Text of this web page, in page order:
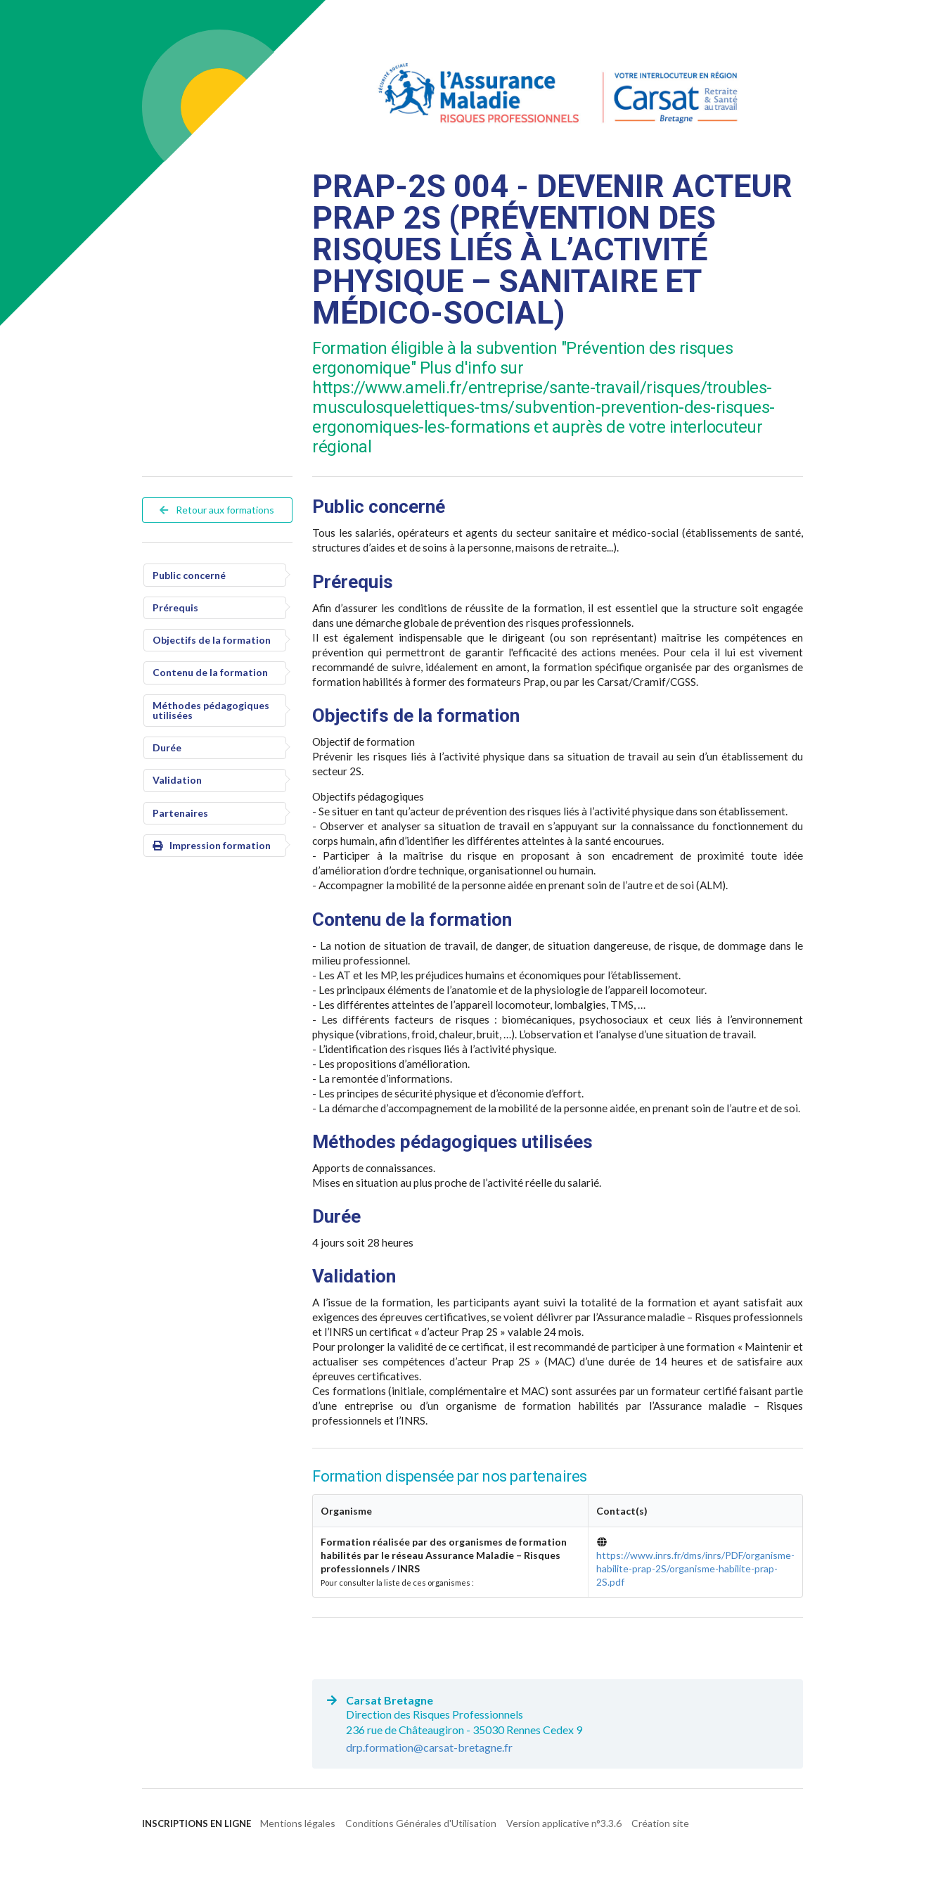
PRAP-2S 004 - DEVENIR ACTEUR
PRAP 2S (PRÉVENTION DES
RISQUES LIÉS À L’ACTIVITÉ
PHYSIQUE – SANITAIRE ET
MÉDICO-SOCIAL)
Formation éligible à la subvention "Prévention des risques
ergonomique" Plus d'info sur
https://www.ameli.fr/entreprise/sante-travail/risques/troubles-
musculosquelettiques-tms/subvention-prevention-des-risques-
ergonomiques-les-formations et auprès de votre interlocuteur
régional
Retour aux formations
Public concerné
Prérequis
Objectifs de la formation
Contenu de la formation
Méthodes pédagogiques
utilisées
Durée
Validation
Partenaires
Impression formation
Public concerné
Tous les salariés, opérateurs et agents du secteur sanitaire et médico-social (établissements de santé,
structures d’aides et de soins à la personne, maisons de retraite...).
Prérequis
Afin d’assurer les conditions de réussite de la formation, il est essentiel que la structure soit engagée
dans une démarche globale de prévention des risques professionnels.
Il est également indispensable que le dirigeant (ou son représentant) maîtrise les compétences en
prévention qui permettront de garantir l'efficacité des actions menées. Pour cela il lui est vivement
recommandé de suivre, idéalement en amont, la formation spécifique organisée par des organismes de
formation habilités à former des formateurs Prap, ou par les Carsat/Cramif/CGSS.
Objectifs de la formation
Objectif de formation
Prévenir les risques liés à l’activité physique dans sa situation de travail au sein d’un établissement du
secteur 2S.
Objectifs pédagogiques
- Se situer en tant qu’acteur de prévention des risques liés à l’activité physique dans son établissement.
- Observer et analyser sa situation de travail en s’appuyant sur la connaissance du fonctionnement du
corps humain, afin d’identifier les différentes atteintes à la santé encourues.
- Participer à la maîtrise du risque en proposant à son encadrement de proximité toute idée
d’amélioration d’ordre technique, organisationnel ou humain.
- Accompagner la mobilité de la personne aidée en prenant soin de l’autre et de soi (ALM).
Contenu de la formation
- La notion de situation de travail, de danger, de situation dangereuse, de risque, de dommage dans le
milieu professionnel.
- Les AT et les MP, les préjudices humains et économiques pour l’établissement.
- Les principaux éléments de l’anatomie et de la physiologie de l’appareil locomoteur.
- Les différentes atteintes de l’appareil locomoteur, lombalgies, TMS, …
- Les différents facteurs de risques : biomécaniques, psychosociaux et ceux liés à l’environnement
physique (vibrations, froid, chaleur, bruit, …). L’observation et l’analyse d’une situation de travail.
- L’identification des risques liés à l’activité physique.
- Les propositions d’amélioration.
- La remontée d’informations.
- Les principes de sécurité physique et d’économie d’effort.
- La démarche d’accompagnement de la mobilité de la personne aidée, en prenant soin de l’autre et de soi.
Méthodes pédagogiques utilisées
Apports de connaissances.
Mises en situation au plus proche de l’activité réelle du salarié.
Durée
4 jours soit 28 heures
Validation
A l’issue de la formation, les participants ayant suivi la totalité de la formation et ayant satisfait aux
exigences des épreuves certificatives, se voient délivrer par l’Assurance maladie – Risques professionnels
et l’INRS un certificat « d’acteur Prap 2S » valable 24 mois.
Pour prolonger la validité de ce certificat, il est recommandé de participer à une formation « Maintenir et
actualiser ses compétences d’acteur Prap 2S » (MAC) d’une durée de 14 heures et de satisfaire aux
épreuves certificatives.
Ces formations (initiale, complémentaire et MAC) sont assurées par un formateur certifié faisant partie
d’une entreprise ou d’un organisme de formation habilités par l’Assurance maladie – Risques
professionnels et l’INRS.
Formation dispensée par nos partenaires
Organisme Contact(s)
Formation réalisée par des organismes de formation
habilités par le réseau Assurance Maladie – Risques
professionnels / INRS
Pour consulter la liste de ces organismes :
https://www.inrs.fr/dms/inrs/PDF/organisme-
habilite-prap-2S/organisme-habilite-prap-
2S.pdf
Carsat Bretagne
Direction des Risques Professionnels
236 rue de Châteaugiron - 35030 Rennes Cedex 9
drp.formation@carsat-bretagne.fr
INSCRIPTIONS EN LIGNE Mentions légales Conditions Générales d'Utilisation Version applicative n°3.3.6 Création site